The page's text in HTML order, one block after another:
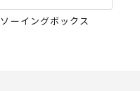
ソーイングボックス